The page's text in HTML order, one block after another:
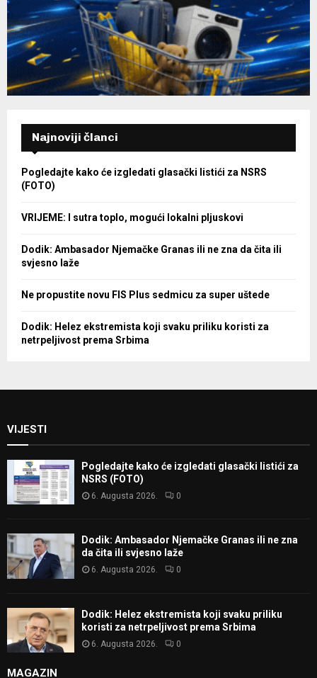
Najnoviji članci
Pogledajte kako će izgledati glasački listići za NSRS
(FOTO)
VRIJEME: I sutra toplo, mogući lokalni pljuskovi
Dodik: Ambasador Njemačke Granas ili ne zna da čita ili
svjesno laže
Ne propustite novu FIS Plus sedmicu za super uštede
Dodik: Helez ekstremista koji svaku priliku koristi za
netrpeljivost prema Srbima
VIJESTI
Pogledajte kako će izgledati glasački listići za
NSRS (FOTO)
6. Augusta 2026. 0
Dodik: Ambasador Njemačke Granas ili ne zna
da čita ili svjesno laže
6. Augusta 2026. 0
Dodik: Helez ekstremista koji svaku priliku
koristi za netrpeljivost prema Srbima
6. Augusta 2026. 0
MAGAZIN